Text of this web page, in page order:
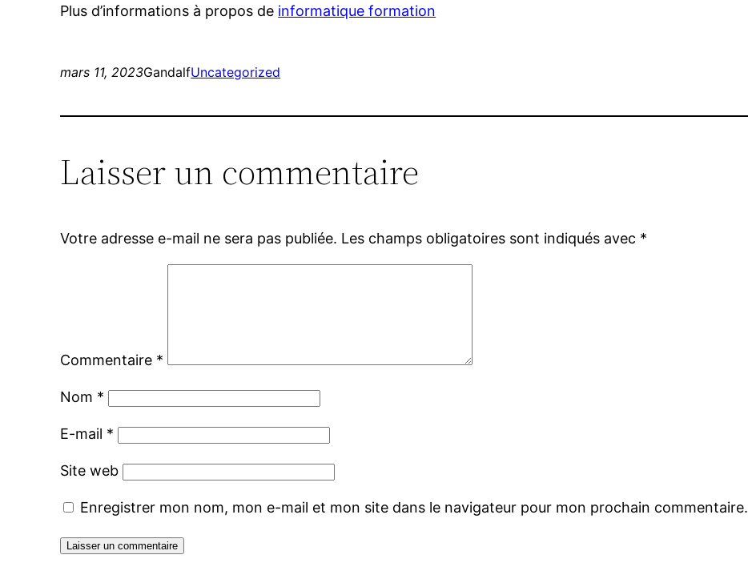
Plus d’informations à propos de informatique formation
mars 11, 2023GandalfUncategorized
Laisser un commentaire
Votre adresse e-mail ne sera pas publiée. Les champs obligatoires sont indiqués avec *
Commentaire *
Nom *
E-mail *
Site web
Enregistrer mon nom, mon e-mail et mon site dans le navigateur pour mon prochain commentaire.